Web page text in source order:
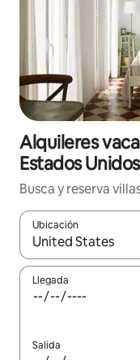
Alquileres
Estados Unidos
Busca y reserva
Ubicación
Cuando los
Llegada
Salida